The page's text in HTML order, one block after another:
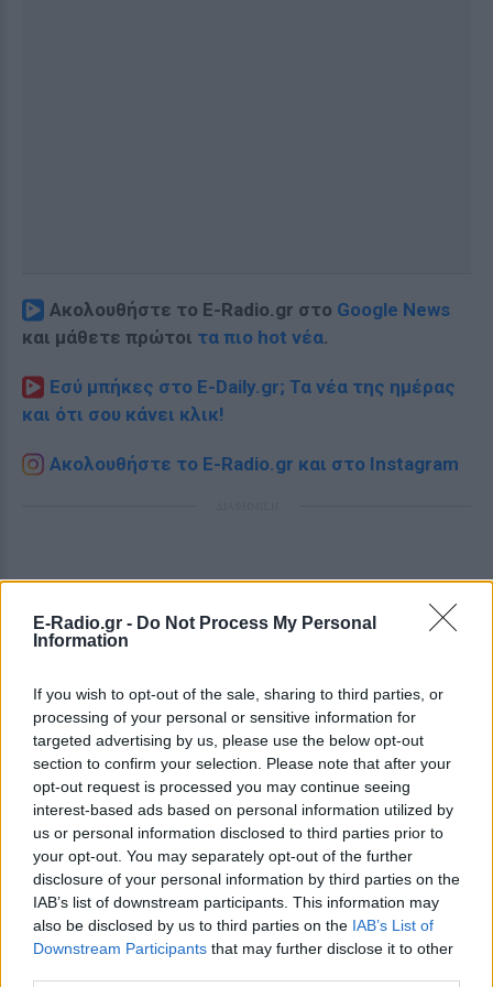
E-Radio.gr - Do Not Process My Personal
Information
If you wish to opt-out of the sale, sharing to third parties, or
processing of your personal or sensitive information for
targeted advertising by us, please use the below opt-out
section to confirm your selection. Please note that after your
opt-out request is processed you may continue seeing
interest-based ads based on personal information utilized by
us or personal information disclosed to third parties prior to
your opt-out. You may separately opt-out of the further
disclosure of your personal information by third parties on the
IAB’s list of downstream participants. This information may
also be disclosed by us to third parties on the IAB’s List of
Downstream Participants that may further disclose it to other
Ακολουθήστε το E-Radio.gr στο Google News
και μάθετε πρώτοι τα πιο hot νέα.
Εσύ μπήκες στο E-Daily.gr; Τα νέα της ημέρας
και ότι σου κάνει κλικ!
Ακολουθήστε το E-Radio.gr και στο Instagram